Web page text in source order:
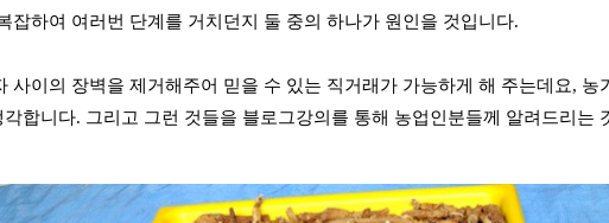
잡하여 여러번 단계를 거치던지 둘 중의 하나가 원인을 것입니다.
사이의 장벽을 제거해주어 믿을 수 있는 직거래가 가능하게 해 주는데요, 농
합니다. 그리고 그런 것들을 블로그강의를 통해 농업인분들께 알려드리는